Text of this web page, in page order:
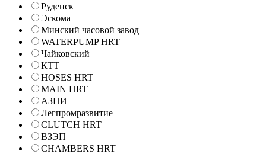
Руденск
Эскома
Минский часовой завод
WATERPUMP HRT
Чайковский
КТТ
HOSES HRT
MAIN HRT
АЗПИ
Легпромразвитие
CLUTCH HRT
ВЗЭП
CHAMBERS HRT